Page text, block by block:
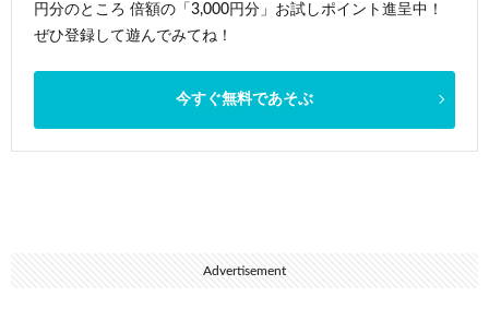
円分のところ 倍額の「3,000円分」お試しポイント進呈中！
ぜひ登録して遊んでみてね！
今すぐ無料であそぶ
Advertisement